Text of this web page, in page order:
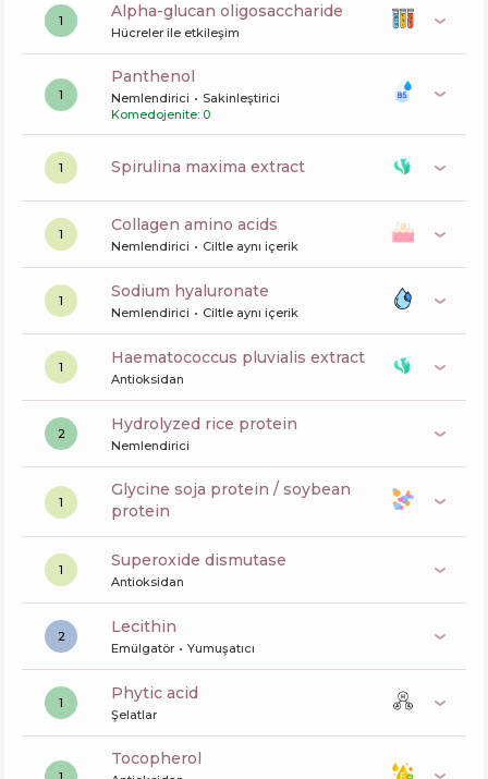
1 alpha-glucan oligosaccharide
Hücreler ile etkileşim
1
panthenol
Nemlendirici
Sakinleştirici
Komedojenite: 0
1 spirulina maxima extract
1 collagen amino acids
Nemlendirici Ciltle aynı içerik
1 sodium hyaluronate
Nemlendirici Ciltle aynı içerik
1 haematococcus pluvialis extract
Antioksidan
2 hydrolyzed rice protein
Nemlendirici
1
glycine soja protein / soybean
protein
1 superoxide dismutase
Antioksidan
2 lecithin
Emülgatör Yumuşatıcı
1 phytic acid
Şelatlar
tocopherol